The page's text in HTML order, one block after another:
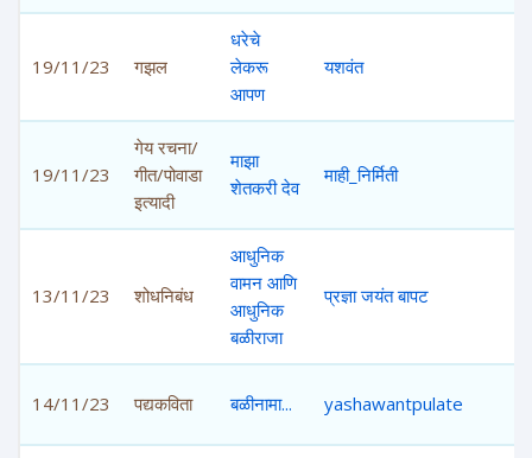
19/11/23 गझल
धरेचे
लेकरू
आपण
यशवंत
19/11/23
गेय रचना/
गीत/पोवाडा
इत्यादी
माझा
शेतकरी देव
माही_निर्मिती
13/11/23 शोधनिबंध
आधुनिक
वामन आणि
आधुनिक
बळीराजा
प्रज्ञा जयंत बापट
14/11/23 पद्यकविता बळीनामा... yashawantpulate